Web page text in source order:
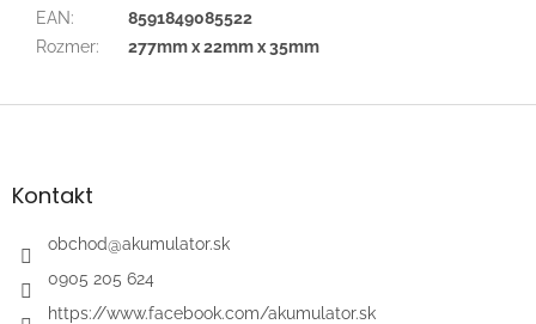
EAN:
8591849085522
Rozmer: 277mm x 22mm x 35mm
Z
äKontakt
obchod@akumulator.sk
0905 205 624
https://www.facebook.com/akumulator.sk